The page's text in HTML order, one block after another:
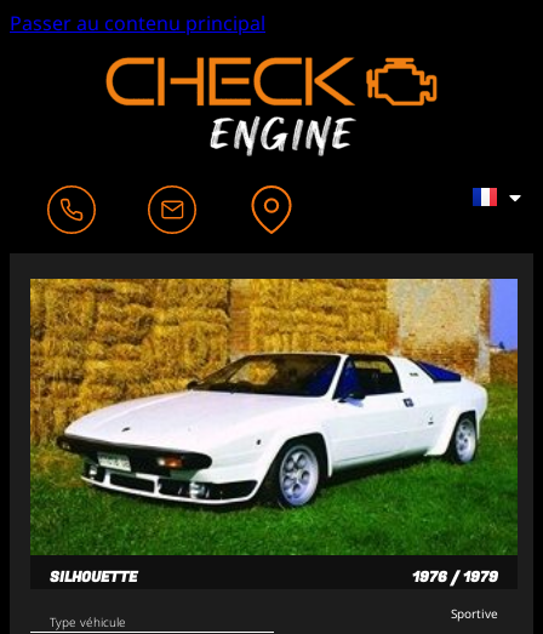
Passer au contenu principal
SILHOUETTE 1976 / 1979
Type véhicule Sportive